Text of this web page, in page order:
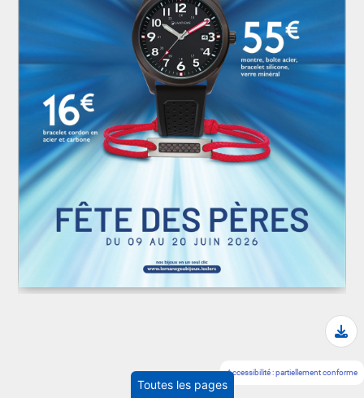
Accessibilité : partiellement conforme
Toutes les pages